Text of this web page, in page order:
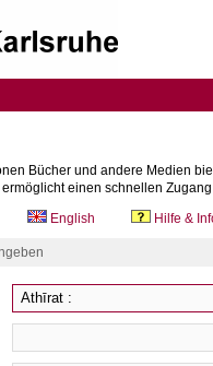
Bücher und andere Medien
einen schnellen
English Hilfe &